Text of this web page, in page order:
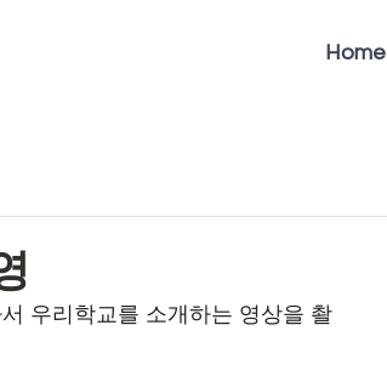
Home
우리학교를 소개하는 영상을 촬